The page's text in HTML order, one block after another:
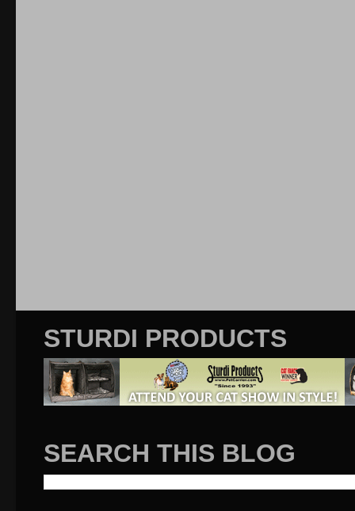
STURDI PRODUCTS
SEARCH THIS BLOG